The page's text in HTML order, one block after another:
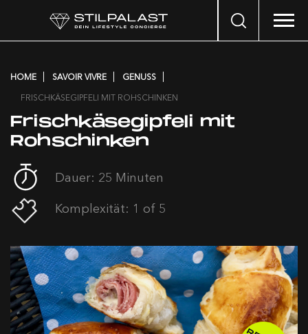
Search
HOME SAVOIR VIVRE
GENUSS
FRISCHKÄSEGIPFELI MIT ROHSCHINKEN
Frischkäsegipfeli mit
Rohschinken
Dauer: 25 Minuten
Komplexität: 1 of 5